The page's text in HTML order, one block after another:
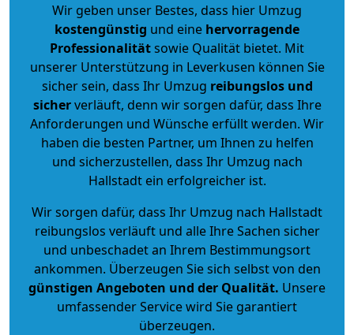
Wir geben unser Bestes, dass hier Umzug
kostengünstig und eine hervorragende
Professionalitätsowie Qualität bietet. Mit
unserer Unterstützung in Leverkusen können Sie
sicher sein, dass Ihr Umzug reibungslos und
sicherverläuft, denn wir sorgen dafür, dass Ihre
Anforderungen und Wünsche erfüllt werden. Wir
haben die besten Partner, um Ihnen zu helfen
und sicherzustellen, dass Ihr Umzug nach
Hallstadt ein erfolgreicher ist.
Wir sorgen dafür, dass Ihr Umzug nach Hallstadt
reibungslos verläuft und alle Ihre Sachen sicher
und unbeschadet an Ihrem Bestimmungsort
ankommen. Überzeugen Sie sich selbst von den
günstigen Angeboten und der Qualität. Unsere
umfassender Service wird Sie garantiert
überzeugen.